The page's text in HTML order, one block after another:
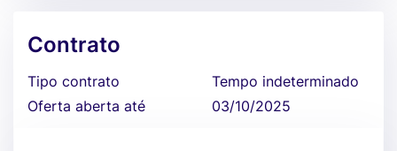
Contrato
Tipo contrato
Tempo indeterminado
Oferta aberta até
03/10/2025